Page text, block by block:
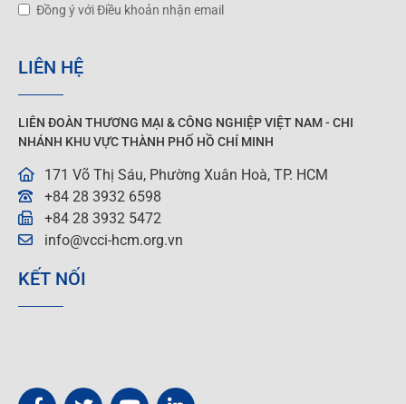
Đồng ý với Điều khoản nhận email
LIÊN HỆ
LIÊN ĐOÀN THƯƠNG MẠI &CÔNG NGHIỆPVIỆT NAM - CHI
NHÁNH KHU VỰC THÀNH PHỐ HỒ CHÍ MINH
171 Võ Thị Sáu, Phường Xuân Hoà, TP. HCM
+84 28 3932 6598
+84 28 3932 5472
info@vcci-hcm.org.vn
KẾT NỐI